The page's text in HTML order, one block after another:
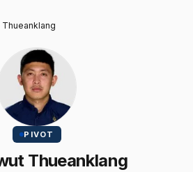
Thueanklang
PIVOT
Thueanklang